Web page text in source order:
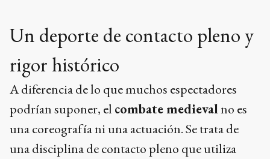
Un deporte de contacto pleno y
rigor histórico
A diferencia de lo que muchos espectadores
podrían suponer, el combate medievalno es
una coreografía ni una actuación. Se trata de
una disciplina de contacto pleno que utiliza